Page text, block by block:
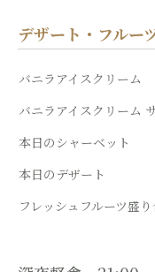
デザート・フルー
バニラアイスクリーム
バニラアイスクリーム
本日のシャーベット
本日のデザート
フレッシュフルーツ盛